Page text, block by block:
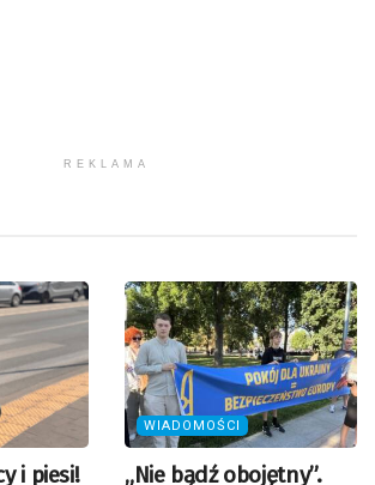
REKLAMA
i piesi!
WIADOMOŚCI
„Nie bądź obojętny”.